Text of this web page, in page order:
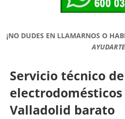
¡NO DUDES EN LLAMARNOS O
Servicio técnico de
Valladolid barato